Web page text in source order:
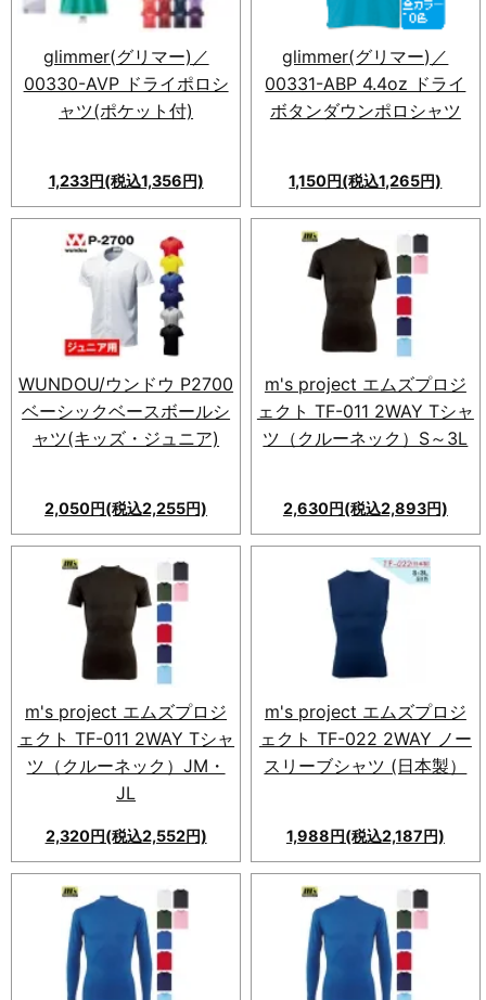
LL＠530、3L〜5L＠635。オ
リジナルプリントも受付中。
glimmer(グリマー)／
00330-AVP ドライポロシ
ャツ(ポケット付)
1,233円(税込1,356円)
glimmer(グリマー)／00330-
AVP ドライポロシャツ(ポケッ
ト付)。吸汗速乾メッシュ素材
を採用し、ポケット付き。サイ
ズ：10サイズ、カラー：36
色、素材：ポリエステル
100％。利便性と快適さを兼ね
備えた一品。
glimmer(グリマー)／
00331-ABP 4.4oz ドライ
ボタンダウンポロシャツ
1,150円(税込1,265円)
新素材のメッシュ面を使ったド
ライポロシャツ。吸汗速乾で快
適な着心地。サイズ、色展開も
豊富。
WUNDOU/ウンドウ P2700
ベーシックベースボールシ
ャツ(キッズ・ジュニア)
2,050円(税込2,255円)
m's project エムズプロジ
ェクト TF-011 2WAY Tシャ
ツ（クルーネック）S～3L
2,630円(税込2,893円)
m's project エムズプロジ
ェクト TF-011 2WAY Tシャ
ツ（クルーネック）JM・
JL
2,320円(税込2,552円)
m's project エムズプロジ
ェクト TF-022 2WAY ノー
スリーブシャツ (日本製）
1,988円(税込2,187円)
m's project エムズプロジェク
ト TF-022 2WAY ノースリー
ブシャツ。高機能素材で快適な
着心地を実現。吸湿速乾性も優
れ、アクティブなライフスタイ